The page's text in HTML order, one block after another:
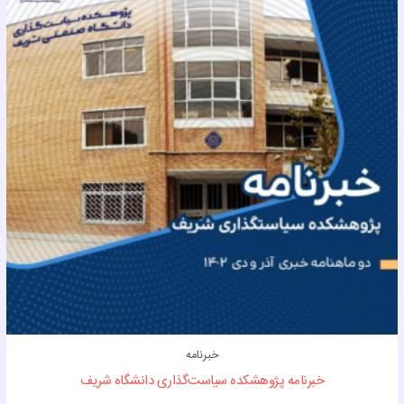
خبرنامه
خبرنامه پژوهشکده سیاست‌گذاری دانشگاه شریف